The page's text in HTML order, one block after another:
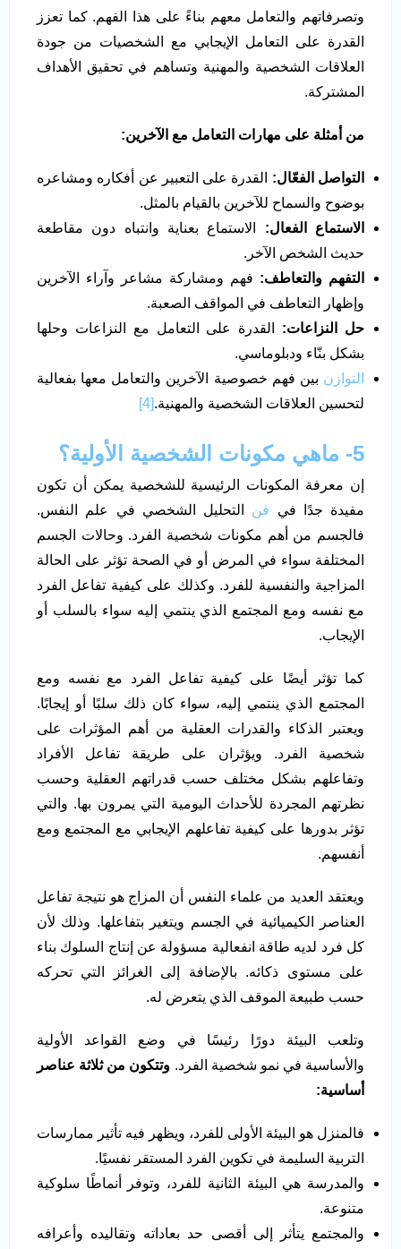
وتصرفاتهم والتعامل معهم بناءً على هذا الفهم. كما تعزز
القدرة على التعامل الإيجابي مع الشخصيات من جودة
العلاقات الشخصية والمهنية وتساهم في تحقيق الأهداف
المشتركة.
من أمثلة على مهارات التعامل مع الآخرين:
التواصل الفعّال: القدرة على التعبير عن أفكاره ومشاعره
بوضوح والسماح للآخرين بالقيام بالمثل.
الاستماع الفعال: الاستماع بعناية وانتباه دون مقاطعة
حديث الشخص الآخر.
التفهم والتعاطف: فهم ومشاركة مشاعر وآراء الآخرين
وإظهار التعاطف في المواقف الصعبة.
حل النزاعات: القدرة على التعامل مع النزاعات وحلها
بشكل بنّاء ودبلوماسي.
التوازن بين فهم خصوصية الآخرين والتعامل معها بفعالية
لتحسين العلاقات الشخصية والمهنية.[4]
5- ماهي مكونات الشخصية الأولية؟
إن معرفة المكونات الرئيسية للشخصية يمكن أن تكون
مفيدة جدًا في فن التحليل الشخصي في علم النفس.
فالجسم من أهم مكونات شخصية الفرد. وحالات الجسم
المختلفة سواء في المرض أو في الصحة تؤثر على الحالة
المزاجية والنفسية للفرد. وكذلك على كيفية تفاعل الفرد
مع نفسه ومع المجتمع الذي ينتمي إليه سواء بالسلب أو
الإيجاب.
كما تؤثر أيضًا على كيفية تفاعل الفرد مع نفسه ومع
المجتمع الذي ينتمي إليه، سواء كان ذلك سلبًا أو إيجابًا.
ويعتبر الذكاء والقدرات العقلية من أهم المؤثرات على
شخصية الفرد. ويؤثران على طريقة تفاعل الأفراد
وتفاعلهم بشكل مختلف حسب قدراتهم العقلية وحسب
نظرتهم المجردة للأحداث اليومية التي يمرون بها. والتي
تؤثر بدورها على كيفية تفاعلهم الإيجابي مع المجتمع ومع
أنفسهم.
ويعتقد العديد من علماء النفس أن المزاج هو نتيجة تفاعل
العناصر الكيميائية في الجسم ويتغير بتفاعلها. وذلك لأن
كل فرد لديه طاقة انفعالية مسؤولة عن إنتاج السلوك بناء
على مستوى ذكائه. بالإضافة إلى الغرائز التي تحركه
حسب طبيعة الموقف الذي يتعرض له.
وتلعب البيئة دورًا رئيسًا في وضع القواعد الأولية
والأساسية في نمو شخصية الفرد. وتتكون من ثلاثة عناصر
أساسية:
فالمنزل هو البيئة الأولى للفرد، ويظهر فيه تأثير ممارسات
التربية السليمة في تكوين الفرد المستقر نفسيًا.
والمدرسة هي البيئة الثانية للفرد، وتوفر أنماطًا سلوكية
متنوعة.
والمجتمع يتأثر إلى أقصى حد بعاداته وتقاليده وأعرافه